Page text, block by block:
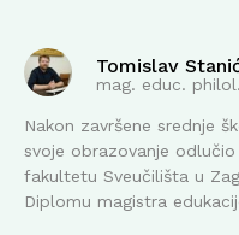
Tomislav
mag. educ.
Nakon završene srednje
svoje obrazovanje
fakultetu Sveučilišta u
Diplomu magistra